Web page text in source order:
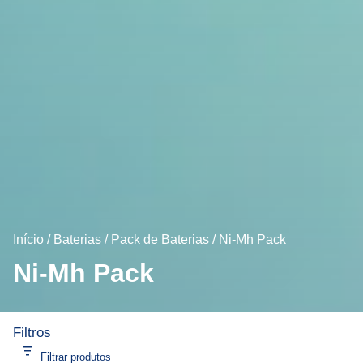
Início / Baterias / Pack de Baterias / Ni-Mh Pack
Ni-Mh Pack
Filtros
Filtrar produtos